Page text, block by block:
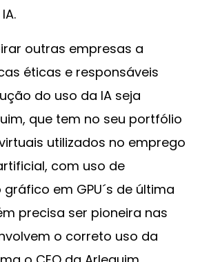
outras empresas a
éticas e responsáveis
do uso da IA seja
que tem no seu portfólio
utilizados no emprego
com uso de
em GPU´s de última
precisa ser pioneira nas
o correto uso da